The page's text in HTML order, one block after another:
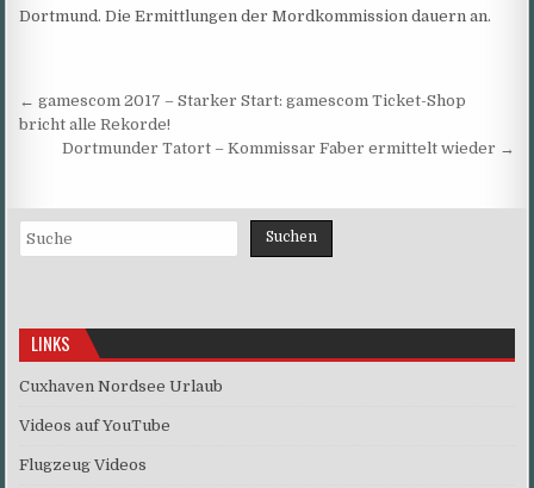
Dortmund. Die Ermittlungen der Mordkommission dauern an.
Beitragsnavigation
← gamescom 2017 – Starker Start: gamescom Ticket-Shop
bricht alle Rekorde!
Dortmunder Tatort – Kommissar Faber ermittelt wieder →
Suchen Suchen
LINKS
Cuxhaven Nordsee Urlaub
Videos auf YouTube
Flugzeug Videos